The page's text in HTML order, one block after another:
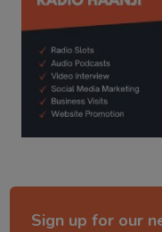
Sign up for our